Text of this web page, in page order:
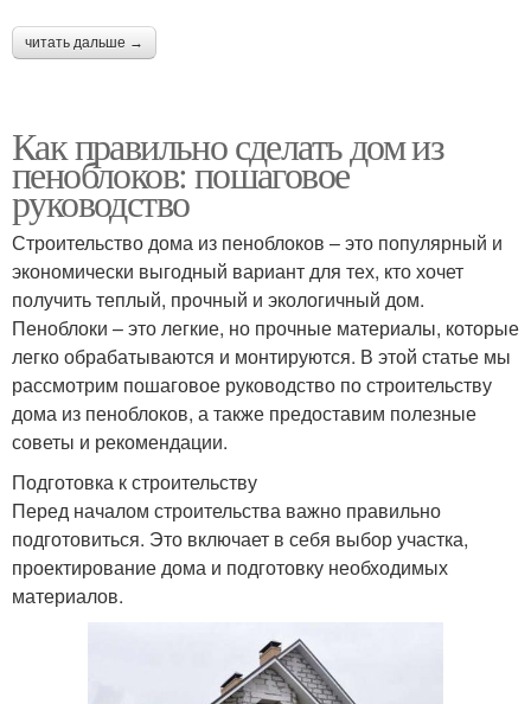
читать дальше →
Как правильно сделать дом из
пеноблоков: пошаговое
руководство
Строительство дома из пеноблоков – это популярный и
экономически выгодный вариант для тех, кто хочет
получить теплый, прочный и экологичный дом.
Пеноблоки – это легкие, но прочные материалы, которые
легко обрабатываются и монтируются. В этой статье мы
рассмотрим пошаговое руководство по строительству
дома из пеноблоков, а также предоставим полезные
советы и рекомендации.
Подготовка к строительству
Перед началом строительства важно правильно
подготовиться. Это включает в себя выбор участка,
проектирование дома и подготовку необходимых
материалов.